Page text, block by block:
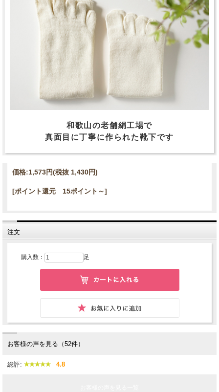
和歌山の老舗絹工場で
真面目に丁寧に作られた靴下です
価格:1,573円(税抜 1,430円)
[ポイント還元 15ポイント～]
注文
購入数： 足
お客様の声を見る（52件）
総評: 4.8